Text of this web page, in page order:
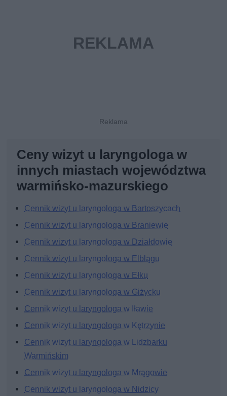
Ceny wizyt u laryngologa w
innych miastach województwa
warmińsko-mazurskiego
Cennik wizyt u laryngologa w Bartoszycach
Cennik wizyt u laryngologa w Braniewie
Cennik wizyt u laryngologa w Działdowie
Cennik wizyt u laryngologa w Elblągu
Cennik wizyt u laryngologa w Ełku
Cennik wizyt u laryngologa w Giżycku
Cennik wizyt u laryngologa w Iławie
Cennik wizyt u laryngologa w Kętrzynie
Cennik wizyt u laryngologa w Lidzbarku
Warmińskim
Cennik wizyt u laryngologa w Mrągowie
Cennik wizyt u laryngologa w Nidzicy